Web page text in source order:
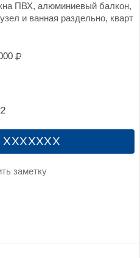
ПВХ, алюминиевый балкон,
и ванная раздельно, кварт
XXXXXXX
заметку